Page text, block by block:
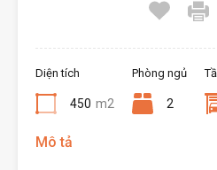
Diện tích
450 m2
Phòng ngủ
2
Mô tả